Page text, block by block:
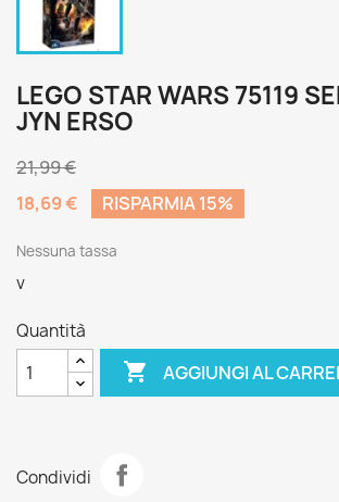
LEGO STAR WARS 75119
JYN ERSO
21,99 €
18,69 €
RISPARMIA 15%
Nessuna tassa
v
Quantità
 AGGIUNGI AL
Condividi